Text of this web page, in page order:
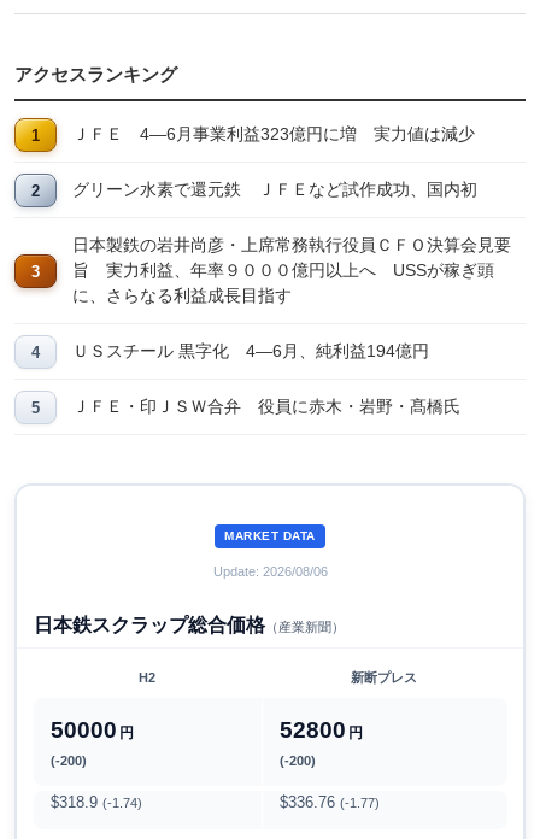
アクセスランキング
ＪＦＥ 4―6月事業利益323億円に増 実力値は減少
グリーン水素で還元鉄 ＪＦＥなど試作成功、国内初
日本製鉄の岩井尚彦・上席常務執行役員ＣＦＯ決算会見要
旨 実力利益、年率９０００億円以上へ USSが稼ぎ頭
に、さらなる利益成長目指す
ＵＳスチール 黒字化 4―6月、純利益194億円
ＪＦＥ・印ＪＳＷ合弁 役員に赤木・岩野・髙橋氏
MARKET DATA
Update: 2026/08/06
日本鉄スクラップ総合価格（産業新聞）
H2 新断プレス
50000 円
(-200)
52800 円
(-200)
$318.9 (-1.74) $336.76 (-1.77)